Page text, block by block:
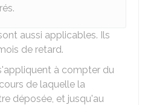
aussi applicables. Ils
de retard.
à compter du
de laquelle la
déposée, et jusqu'au